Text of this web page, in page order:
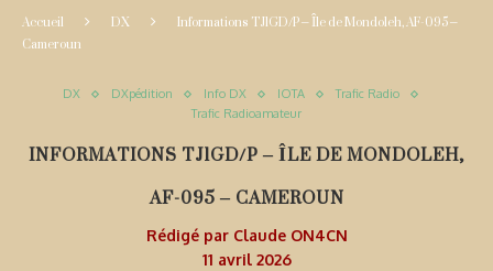
Accueil DX Informations TJ1GD/P – Île de Mondoleh, AF-095 –
Cameroun
DX DXpédition Info DX IOTA
Trafic Radio
Trafic Radioamateur
INFORMATIONS TJ1GD/P – ÎLE DE MONDOLEH,
AF-095 – CAMEROUN
Rédigé par Claude ON4CN
11 avril 2026